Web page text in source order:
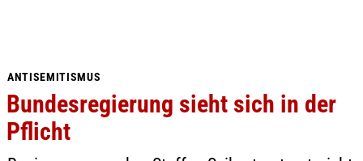
ANTISEMITISMUS
Bundesregierung sieht sich in der
Pflicht